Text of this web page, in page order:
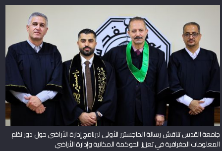
جامعة القدس تناقش رسالة الماجستير الأولى لبرنامج إدارة الأراضي حول دور نظم
المعلومات الجغرافية في تعزيز الحوكمة المكانية وإدارة الأراضي